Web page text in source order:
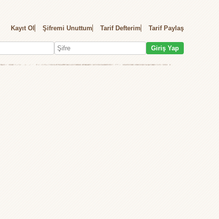
Kayıt Ol Şifremi Unuttum Tarif Defterim Tarif Paylaş
Giriş Yap